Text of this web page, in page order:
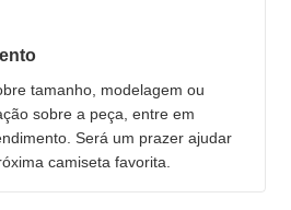
tamanho, modelagem ou
sobre a peça, entre em
Será um prazer ajudar
camiseta favorita.